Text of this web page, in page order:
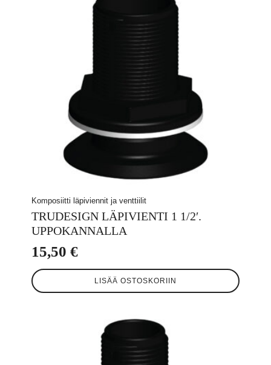
Komposiitti läpiviennit ja venttiilit
TRUDESIGN LÄPIVIENTI 1 1/2′.
UPPOKANNALLA
15,50 €
LISÄÄ OSTOSKORIIN